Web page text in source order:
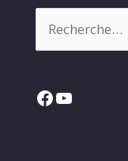
Facebook
YouTube